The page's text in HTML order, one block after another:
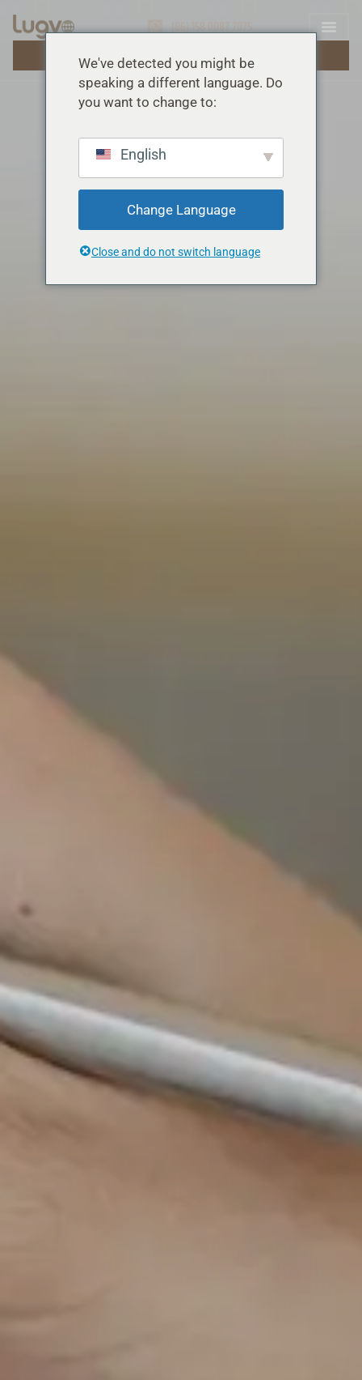
(86) 158 0087 7075
ÜCRETSIZ TEKLIF ALIN
We've detected you might be
speaking a different language. Do
you want to change to:
English
Change Language
Close and do not switch language